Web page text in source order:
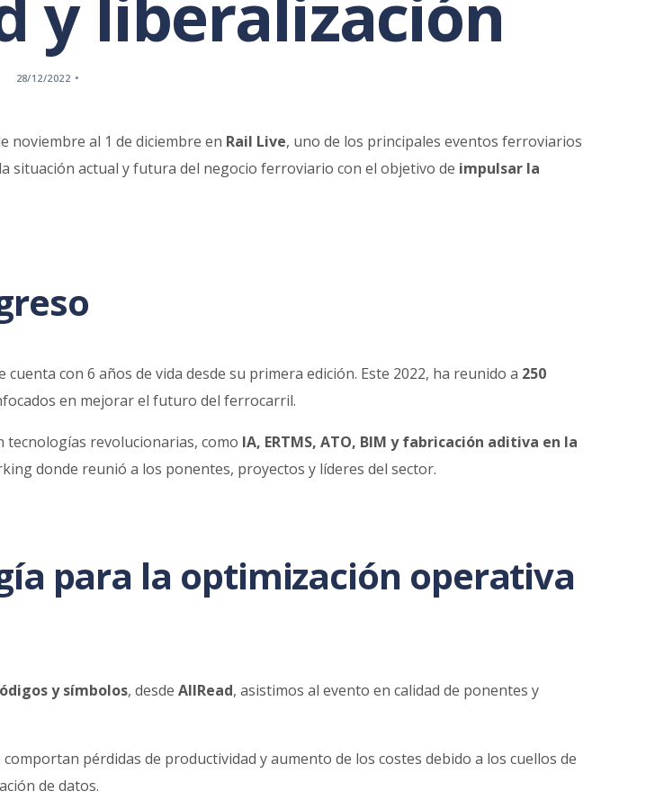
28/12/2022
noviembre al 1 de diciembre en Rail Live, uno de los principales eventos ferroviarios
situación actual y futura del negocio ferroviario con el objetivo de impulsar la
con 6 años de vida desde su primera edición. Este 2022, ha reunido a 250
en mejorar el futuro del ferrocarril.
tecnologías revolucionarias, como IA, ERTMS, ATO, BIM y fabricación aditiva en la
donde reunió a los ponentes, proyectos y líderes del sector.
para la optimización operativa
y símbolos, desdeAllRead, asistimos al evento en calidad de ponentes y
comportan pérdidas de productividad y aumento de los costes debido a los cuellos de
de datos.